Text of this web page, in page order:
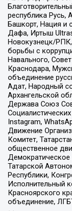
республика Русь,
Башкорт, Нация и
Дафа, Иртыш
Новокузнецк/
борьбы с
Навального,
Краснодара,
объединение
Адат, Народный
Архангельской
Держава Союз
Instagram,
Движение
Комитет,
общественное
Татарской
Республики,
Исполнительный
Красноярского
объединение,